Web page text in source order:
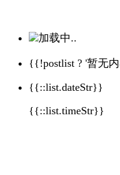
加载中..
{{!postlist ? '暂无
{{::list.dateStr}}
{{::list.timeStr}}